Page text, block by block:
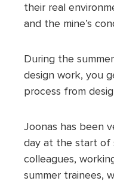
their real
and the mine’s
During the
design work, you
process from
Joonas has been
day at the start of
colleagues,
summer trainees,